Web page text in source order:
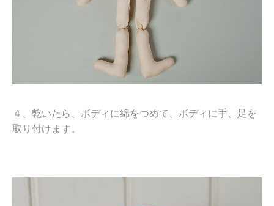
４、乾いたら、ボディに綿をつめて、ボディに手、足を
取り付けます。